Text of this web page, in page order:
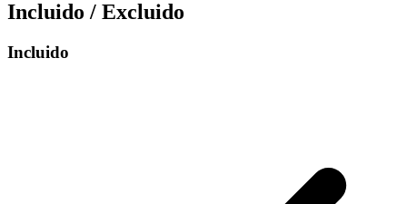
Incluido / Excluido
Incluido